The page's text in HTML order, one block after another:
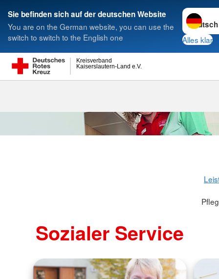
Sie befinden sich auf der deutschen Website
You are on the German website, you can use the
switch to switch to the English one
Sprache
Alles klar
Kaiserslautern-Land e.V.
Kreisverband
Suche
Sozialer Service